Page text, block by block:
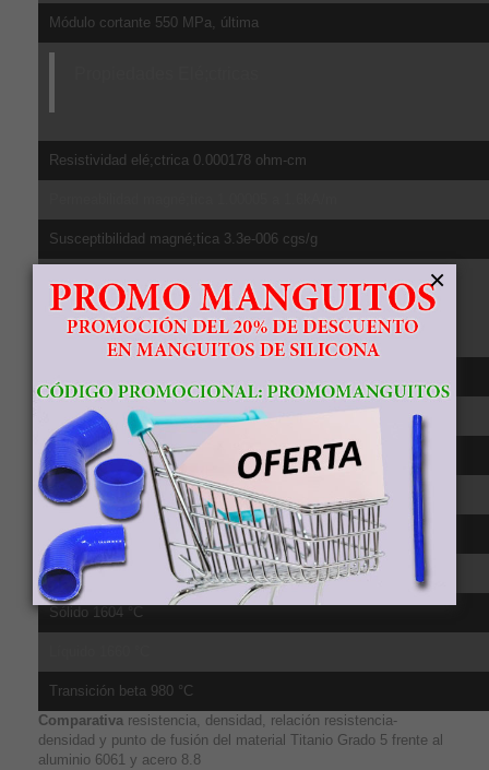
Módulo cortante 550 MPa, última
Resistividad elé;ctrica 0.000178 ohm-cm
Susceptibilidad magné;tica 3.3e-006 cgs/g
Propiedades Té;rmicas
CTE, lineal 250°C 9.2 µm/m-°C, media sobre el rango 20-315ºC
CTE, lineal 500°C 9.7 µm/m-°C, media sobre el rango 20-650ºC
Calor específico 0.5263 J/g-°C
Conductividad té;rmica 6.7 W/m-K
Punto de fusión 1604 - 1660 °C
Sólido 1604 °C
Transición beta 980 °C
Comparativa resistencia, densidad, relación resistencia-
densidad y punto de fusión del material Titanio Grado 5 frente al
aluminio 6061 y acero 8.8
×